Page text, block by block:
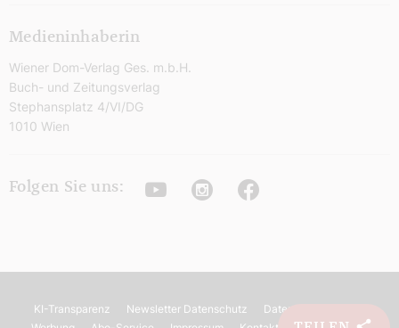
Medieninhaberin
Wiener Dom-Verlag Ges. m.b.H.
Buch- und Zeitungsverlag
Stephansplatz 4/VI/DG
1010 Wien
Folgen Sie uns: YoutubeInstagramFacebook
KI-Transparenz Newsletter Datenschutz Datenschutz